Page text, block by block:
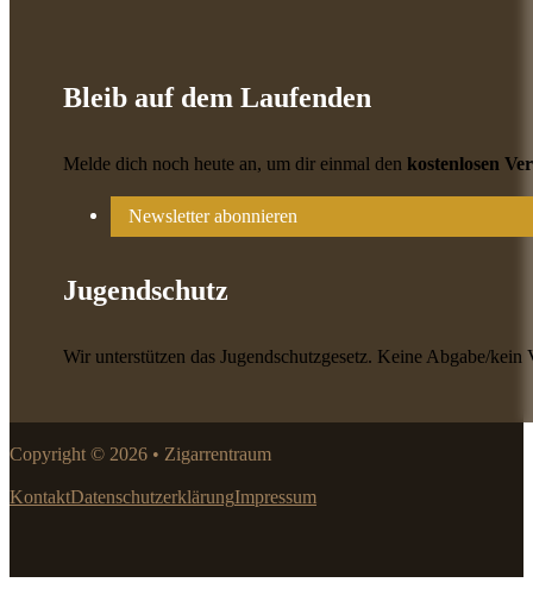
Bleib auf dem Laufenden
Melde dich noch heute an, um dir einmal denkostenlosen
Newsletter abonnieren
Jugendschutz
Wir unterstützen das Jugendschutzgesetz. Keine Abgabe/
Copyright © 2026 • Zigarrentraum
KontaktDatenschutzerklärungImpressum